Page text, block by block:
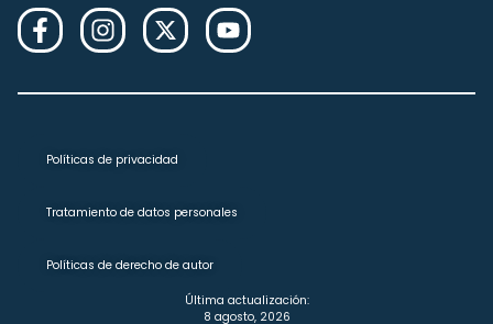
Políticas de privacidad
Tratamiento de datos personales
Políticas de derecho de autor
Última actualización:
8 agosto, 2026